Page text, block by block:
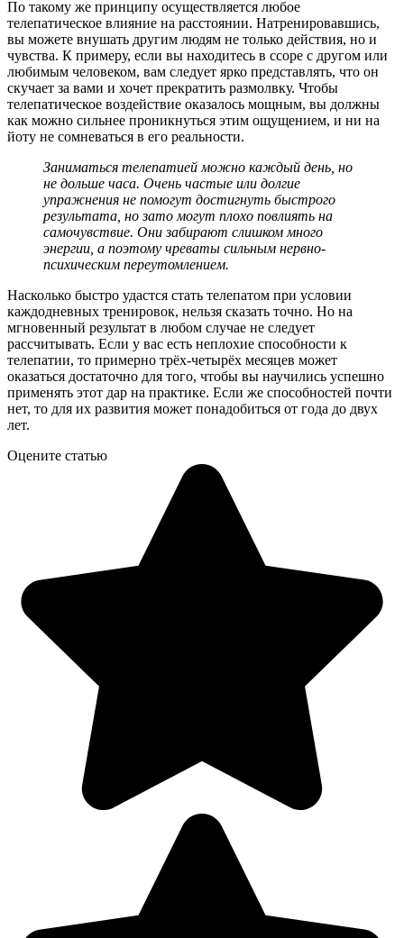
По такому же принципу осуществляется любое
телепатическое влияние на расстоянии. Натренировавшись,
вы можете внушать другим людям не только действия, но и
чувства. К примеру, если вы находитесь в ссоре с другом или
любимым человеком, вам следует ярко представлять, что он
скучает за вами и хочет прекратить размолвку. Чтобы
телепатическое воздействие оказалось мощным, вы должны
как можно сильнее проникнуться этим ощущением, и ни на
йоту не сомневаться в его реальности.
Заниматься телепатией можно каждый день, но
не дольше часа. Очень частые или долгие
упражнения не помогут достигнуть быстрого
результата, но зато могут плохо повлиять на
самочувствие. Они забирают слишком много
энергии, а поэтому чреваты сильным нервно-
психическим переутомлением.
Насколько быстро удастся стать телепатом при условии
каждодневных тренировок, нельзя сказать точно. Но на
мгновенный результат в любом случае не следует
рассчитывать. Если у вас есть неплохие способности к
телепатии, то примерно трёх-четырёх месяцев может
оказаться достаточно для того, чтобы вы научились успешно
применять этот дар на практике. Если же способностей почти
нет, то для их развития может понадобиться от года до двух
лет.
Оцените статью